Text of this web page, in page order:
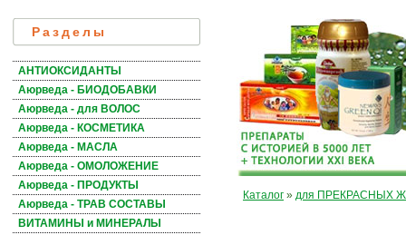
Разделы
АНТИОКСИДАНТЫ
Аюрведа - БИОДОБАВКИ
Аюрведа - для ВОЛОС
Аюрведа - КОСМЕТИКА
Аюрведа - МАСЛА
Аюрведа - ОМОЛОЖЕНИЕ
Аюрведа - ПРОДУКТЫ
Аюрведа - ТРАВ СОСТАВЫ
ВИТАМИНЫ и МИНЕРАЛЫ
Каталог » для ПРЕКРАСНЫХ